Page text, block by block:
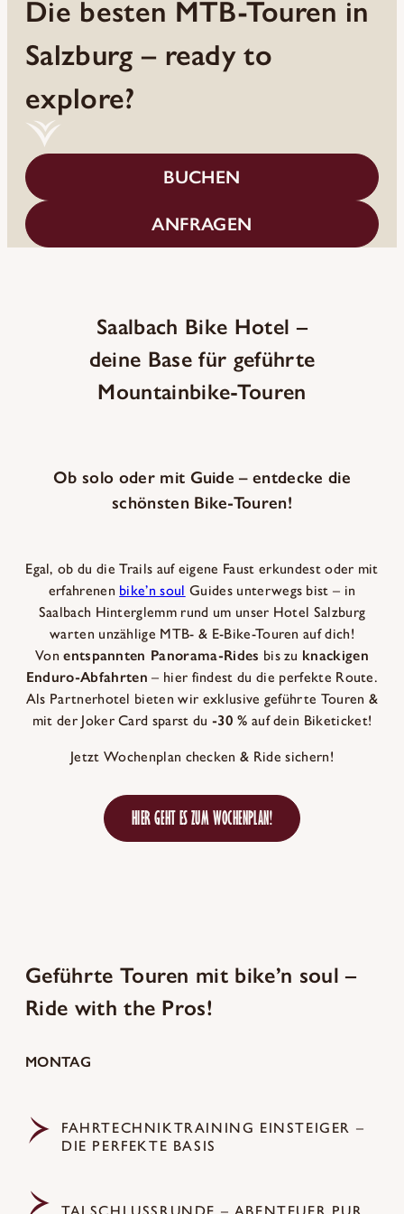
Die besten MTB-Touren in
Salzburg – ready to
explore?
BUCHEN
ANFRAGEN
Saalbach Bike Hotel –
deine Base für geführte
Mountainbike-Touren
Ob solo oder mit Guide – entdecke die
schönsten Bike-Touren!
Egal, ob du die Trails auf eigene Faust erkundest oder mit
erfahrenen bike’n soul Guides unterwegs bist – in
Saalbach Hinterglemm rund um unser Hotel Salzburg
warten unzählige MTB- & E-Bike-Touren auf dich!
Vonentspannten Panorama-Rides bis zu knackigen
Enduro-Abfahrten – hier findest du die perfekte Route.
Als Partnerhotel bieten wir exklusive geführte Touren &
mit der Joker Card sparst du -30 % auf dein Biketicket!
Jetzt Wochenplan checken & Ride sichern!
HIER GEHT ES ZUM WOCHENPLAN!
Geführte Touren mit bike’n soul –
Ride with the Pros!
MONTAG
FAHRTECHNIKTRAINING EINSTEIGER –
DIE PERFEKTE BASIS
TALSCHLUSSRUNDE – ABENTEUER PUR